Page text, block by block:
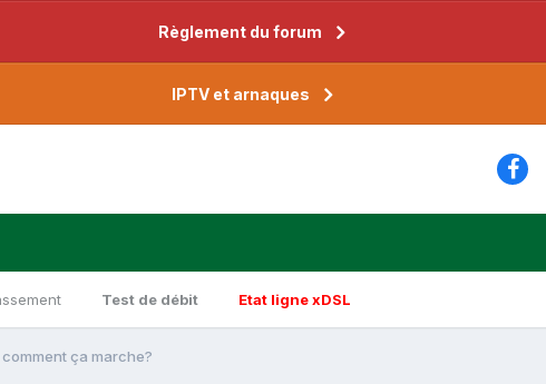
Règlement du forum
IPTV et arnaques
Test de débit Etat ligne xDSL
ça marche?